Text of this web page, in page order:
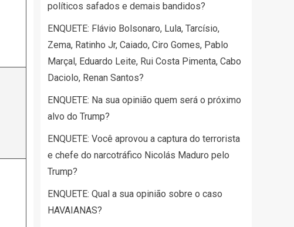
políticos safados e demais bandidos?
ENQUETE: Flávio Bolsonaro, Lula, Tarcísio,
Zema, Ratinho Jr, Caiado, Ciro Gomes, Pablo
Marçal, Eduardo Leite, Rui Costa Pimenta, Cabo
Daciolo, Renan Santos?
ENQUETE: Na sua opinião quem será o próximo
alvo do Trump?
ENQUETE: Você aprovou a captura do terrorista
e chefe do narcotráfico Nicolás Maduro pelo
Trump?
ENQUETE: Qual a sua opinião sobre o caso
HAVAIANAS?